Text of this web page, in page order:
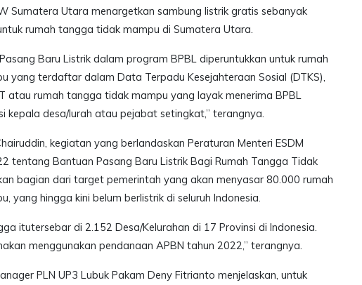
Sumatera Utara menargetkan sambung listrik gratis sebanyak
rumah tangga tidak mampu di Sumatera Utara.
Baru Listrik dalam program BPBL diperuntukkan untuk rumah
yang terdaftar dalam Data Terpadu Kesejahteraan Sosial (DTKS),
atau rumah tangga tidak mampu yang layak menerima BPBL
kepala desa/lurah atau pejabat setingkat,” terangnya.
kegiatan yang berlandaskan Peraturan Menteri ESDM
tentang Bantuan Pasang Baru Listrik Bagi Rumah Tangga Tidak
bagian dari target pemerintah yang akan menyasar 80.000 rumah
yang hingga kini belum berlistrik di seluruh Indonesia.
itutersebar di 2.152 Desa/Kelurahan di 17 Provinsi di Indonesia.
menggunakan pendanaan APBN tahun 2022,” terangnya.
PLN UP3 Lubuk Pakam Deny Fitrianto menjelaskan, untuk